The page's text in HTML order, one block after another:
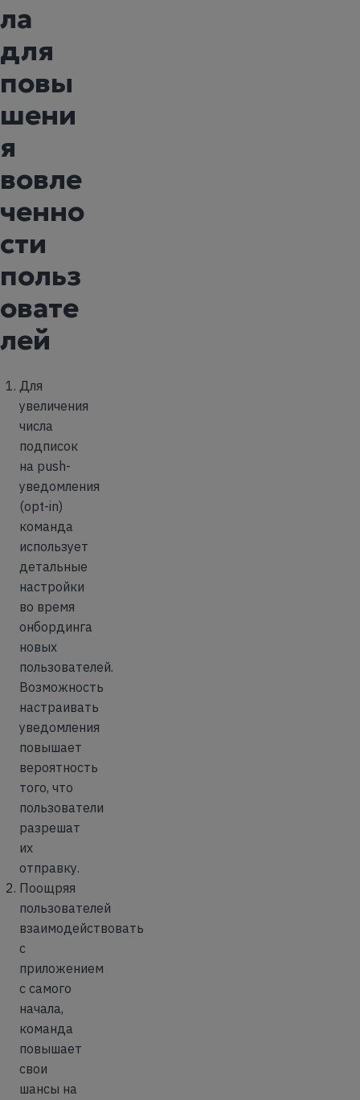
ла
для
повы
шени
я
вовле
ченно
сти
польз
овате
лей
Для
увеличения
числа
подписок
на push-
уведомления
(opt-in)
команда
использует
детальные
настройки
во время
онбординга
новых
пользователей.
Возможность
настраивать
уведомления
повышает
вероятность
того, что
пользователи
разрешат
их
отправку.
Поощряя
пользователей
взаимодействовать
с
приложением
с самого
начала,
команда
повышает
свои
шансы на